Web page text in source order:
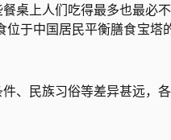
桌上人们吃得最多也最必
位于中国居民平衡膳食宝
、民族习俗等差异甚远，